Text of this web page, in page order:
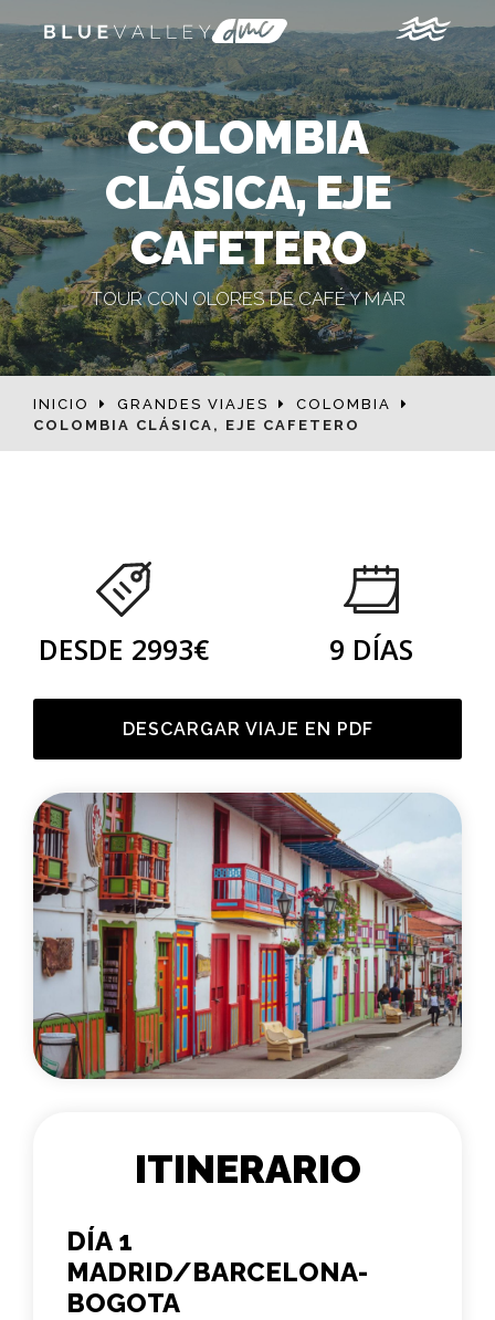
COLOMBIA
CLÁSICA, EJE
CAFETERO
TOUR CON OLORES DE CAFÉ Y MAR
INICIO GRANDES VIAJES
COLOMBIA
COLOMBIA CLÁSICA, EJE CAFETERO
DESDE 2993€ 9 DÍAS
DESCARGAR VIAJE EN PDF
ITINERARIO
DÍA 1
MADRID/BARCELONA-
BOGOTA